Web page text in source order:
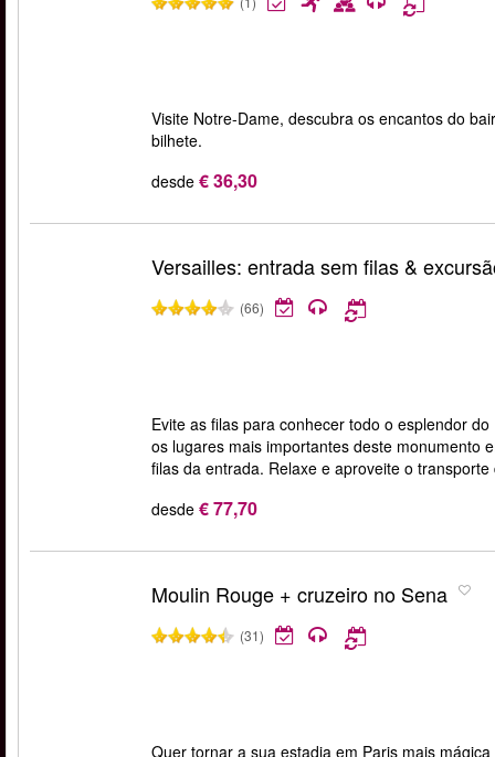
Visite Notre-Dame, descubra os encantos do
bilhete.
desde € 36,30
Versailles: entrada sem filas &
(66)
Evite as filas para conhecer todo o esplendor
os lugares mais importantes deste monumento
filas da entrada. Relaxe e aproveite o
desde € 77,70
Moulin Rouge + cruzeiro no Sena
(31)
Quer tornar a sua estadia em Paris mais